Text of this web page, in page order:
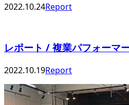
2022.10.24Report
レポート / 複業パフォーマ
2022.10.19Report